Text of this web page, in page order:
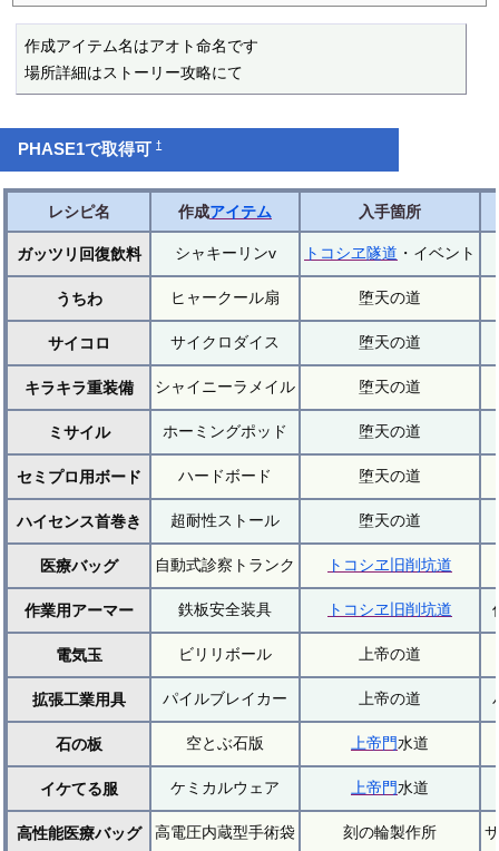
作成アイテム名はアオト命名です
場所詳細はストーリー攻略にて
PHASE1で取得可†
レシピ名 作成アイテム 入手箇所
ガッツリ回復飲料 シャキーリンv トコシヱ隧道 ・イベント
うちわ ヒャークール扇 堕天の道
サイコロ サイクロダイス 堕天の道
キラキラ重装備 シャイニーラメイル 堕天の道
ミサイル ホーミングポッド 堕天の道
セミプロ用ボード ハードボード 堕天の道
ハイセンス首巻き 超耐性ストール 堕天の道
医療バッグ 自動式診察トランク トコシヱ旧削坑道
作業用アーマー 鉄板安全装具 トコシヱ旧削坑道
電気玉 ビリリボール 上帝の道
拡張工業用具 パイルブレイカー 上帝の道
石の板 空とぶ石版 上帝門水道
イケてる服 ケミカルウェア 上帝門水道
高性能医療バッグ 高電圧内蔵型手術袋 刻の輪製作所